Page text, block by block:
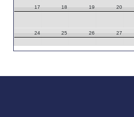
17 18 19 20
24 25 26 27